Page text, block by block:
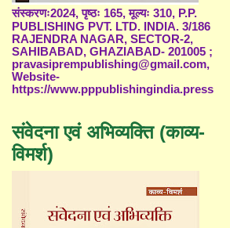
संस्करणः2024, पृष्ठः 165, मूल्यः 310, P.P.
PUBLISHING PVT. LTD. INDIA. 3/186
RAJENDRA NAGAR, SECTOR-2,
SAHIBABAD, GHAZIABAD- 201005 ;
pravasiprempublishing@gmail.com,
Website-
https://www.pppublishingindia.press
संवेदना एवं अभिव्यक्ति (काव्य-
विमर्श)